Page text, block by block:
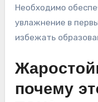
Необходимо
увлажнение в
избежать
почему